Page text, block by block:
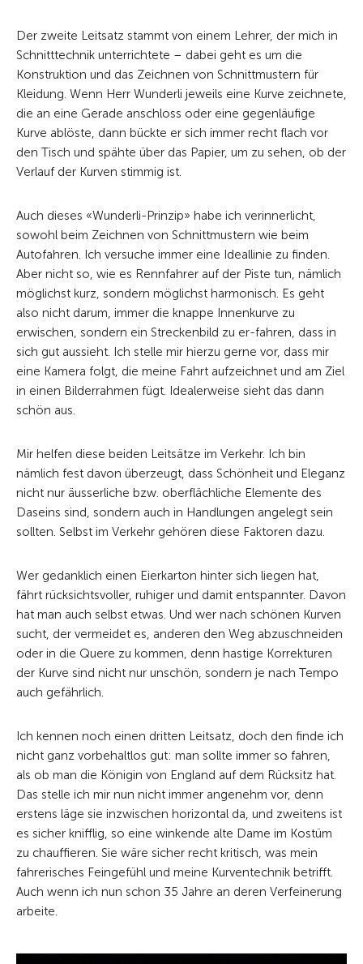
Der zweite Leitsatz stammt von einem Lehrer, der mich in
Schnitttechnik unterrichtete – dabei geht es um die
Konstruktion und das Zeichnen von Schnittmustern für
Kleidung. Wenn Herr Wunderli jeweils eine Kurve zeichnete,
die an eine Gerade anschloss oder eine gegenläufige
Kurve ablöste, dann bückte er sich immer recht flach vor
den Tisch und spähte über das Papier, um zu sehen, ob der
Verlauf der Kurven stimmig ist.
Auch dieses «Wunderli-Prinzip» habe ich verinnerlicht,
sowohl beim Zeichnen von Schnittmustern wie beim
Autofahren. Ich versuche immer eine Ideallinie zu finden.
Aber nicht so, wie es Rennfahrer auf der Piste tun, nämlich
möglichst kurz, sondern möglichst harmonisch. Es geht
also nicht darum, immer die knappe Innenkurve zu
erwischen, sondern ein Streckenbild zu er-fahren, dass in
sich gut aussieht. Ich stelle mir hierzu gerne vor, dass mir
eine Kamera folgt, die meine Fahrt aufzeichnet und am Ziel
in einen Bilderrahmen fügt. Idealerweise sieht das dann
schön aus.
Mir helfen diese beiden Leitsätze im Verkehr. Ich bin
nämlich fest davon überzeugt, dass Schönheit und Eleganz
nicht nur äusserliche bzw. oberflächliche Elemente des
Daseins sind, sondern auch in Handlungen angelegt sein
sollten. Selbst im Verkehr gehören diese Faktoren dazu.
Wer gedanklich einen Eierkarton hinter sich liegen hat,
fährt rücksichtsvoller, ruhiger und damit entspannter. Davon
hat man auch selbst etwas. Und wer nach schönen Kurven
sucht, der vermeidet es, anderen den Weg abzuschneiden
oder in die Quere zu kommen, denn hastige Korrekturen
der Kurve sind nicht nur unschön, sondern je nach Tempo
auch gefährlich.
Ich kennen noch einen dritten Leitsatz, doch den finde ich
nicht ganz vorbehaltlos gut: man sollte immer so fahren,
als ob man die Königin von England auf dem Rücksitz hat.
Das stelle ich mir nun nicht immer angenehm vor, denn
erstens läge sie inzwischen horizontal da, und zweitens ist
es sicher knifflig, so eine winkende alte Dame im Kostüm
zu chauffieren. Sie wäre sicher recht kritisch, was mein
fahrerisches Feingefühl und meine Kurventechnik betrifft.
Auch wenn ich nun schon 35 Jahre an deren Verfeinerung
arbeite.